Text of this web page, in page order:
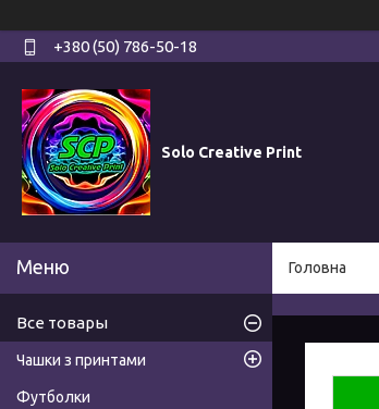
+380 (50) 786-50-18
Solo Creative Print
Головна
Все товары
Чашки з принтами
Футболки